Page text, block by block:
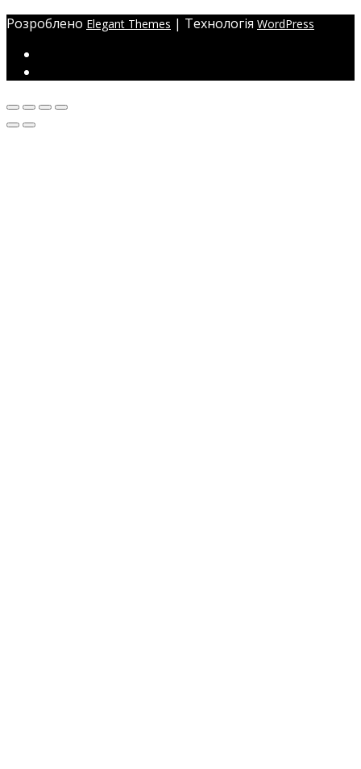
Розроблено Elegant Themes | Технологія WordPress